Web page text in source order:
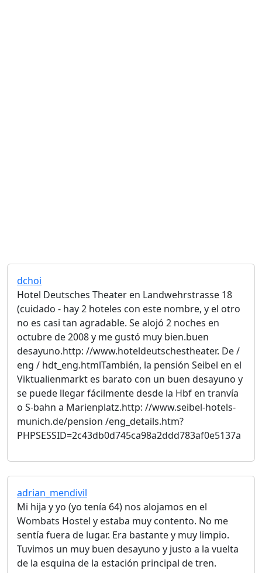
dchoi
Hotel Deutsches Theater en Landwehrstrasse 18
(cuidado - hay 2 hoteles con este nombre, y el otro
no es casi tan agradable. Se alojó 2 noches en
octubre de 2008 y me gustó muy bien.buen
desayuno.http: //www.hoteldeutschestheater. De /
eng / hdt_eng.htmlTambién, la pensión Seibel en el
Viktualienmarkt es barato con un buen desayuno y
se puede llegar fácilmente desde la Hbf en tranvía
o S-bahn a Marienplatz.http: //www.seibel-hotels-
munich.de/pension /eng_details.htm?
PHPSESSID=2c43db0d745ca98a2ddd783af0e5137a
adrian_mendivil
Mi hija y yo (yo tenía 64) nos alojamos en el
Wombats Hostel y estaba muy contento. No me
sentía fuera de lugar. Era bastante y muy limpio.
Tuvimos un muy buen desayuno y justo a la vuelta
de la esquina de la estación principal de tren.